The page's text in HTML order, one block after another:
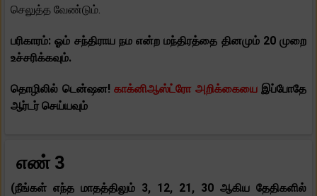
செலுத்த வேண்டும்.
பரிகாரம்: ஓம் சந்திராய நம என்ற மந்திரத்தை தினமும் 20 முறை
உச்சரிக்கவும்.
தொழிலில் டென்ஷன! காக்னிஆஸ்ட்ரோ அறிக்கையை இப்போதே
ஆர்டர் செய்யவும்
எண் 3
(நீங்கள் எந்த மாதத்திலும் 3, 12, 21, 30 ஆகிய தேதிகளில்